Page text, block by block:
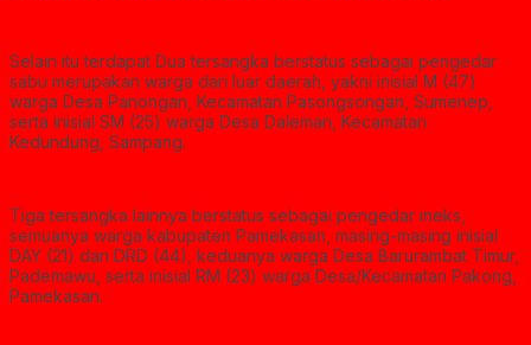
Selain itu terdapat Dua tersangka berstatus sebagai pengedar
sabu merupakan warga dari luar daerah, yakni inisial M (47)
warga Desa Panongan, Kecamatan Pasongsongan, Sumenep,
serta inisial SM (25) warga Desa Daleman, Kecamatan
Kedundung, Sampang.
Tiga tersangka lainnya berstatus sebagai pengedar ineks,
semuanya warga kabupaten Pamekasan, masing-masing inisial
DAY (21) dan DRD (44), keduanya warga Desa Barurambat Timur,
Pademawu, serta inisial RM (23) warga Desa/Kecamatan Pakong,
Pamekasan.